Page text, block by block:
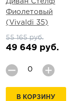
Фиолетовый
(Vivaldi 35)
55 165 руб.
49 649 руб.
В КОРЗИНУ